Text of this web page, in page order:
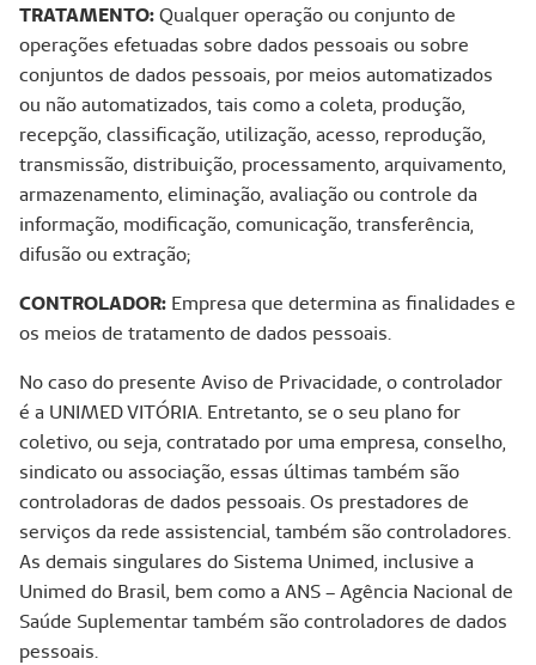
TRATAMENTO:Qualquer operação ou conjunto de
operações efetuadas sobre dados pessoais ou sobre
conjuntos de dados pessoais, por meios automatizados
ou não automatizados, tais como a coleta, produção,
recepção, classificação, utilização, acesso, reprodução,
transmissão, distribuição, processamento, arquivamento,
armazenamento, eliminação, avaliação ou controle da
informação, modificação, comunicação, transferência,
difusão ou extração;
CONTROLADOR: Empresa que determina as finalidades e
os meios de tratamento de dados pessoais.
No caso do presente Aviso de Privacidade, o controlador
é a UNIMED VITÓRIA. Entretanto, se o seu plano for
coletivo, ou seja, contratado por uma empresa, conselho,
sindicato ou associação, essas últimas também são
controladoras de dados pessoais. Os prestadores de
serviços da rede assistencial, também são controladores.
As demais singulares do Sistema Unimed, inclusive a
Unimed do Brasil, bem como a ANS – Agência Nacional de
Saúde Suplementar também são controladores de dados
pessoais.